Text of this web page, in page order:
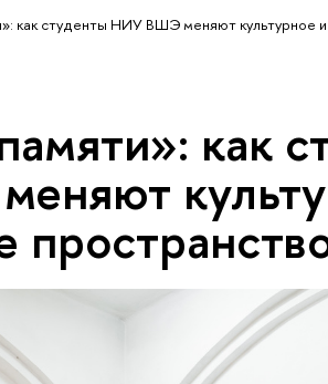
как студенты НИУ ВШЭ меняют культурное
как